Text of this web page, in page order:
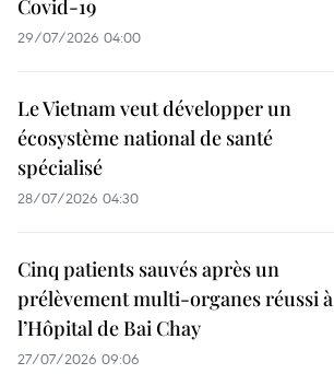
Covid-19
29/07/2026 04:00
Le Vietnam veut développer un
écosystème national de santé
spécialisé
28/07/2026 04:30
Cinq patients sauvés après un
prélèvement multi-organes réussi à
l’Hôpital de Bai Chay
27/07/2026 09:06